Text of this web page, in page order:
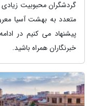
گردشگران محبوبیت
متعدد به بهشت آسیا
پیشنهاد می کنیم در
خبرنگاران همراه باشید.